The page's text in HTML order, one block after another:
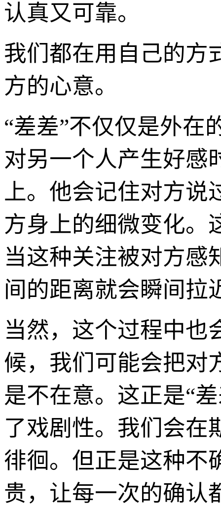
认真又可靠。
我们都在用自己的方
方的心意。
“差差”不仅仅是外在
对另一个人产生好感
上。他会记住对方说
方身上的细微变化。
当这种关注被对方感
间的距离就会瞬间拉
当然，这个过程中也
候，我们可能会把对
是不在意。这正是“
了戏剧性。我们会在
徘徊。但正是这种不
贵，让每一次的确认